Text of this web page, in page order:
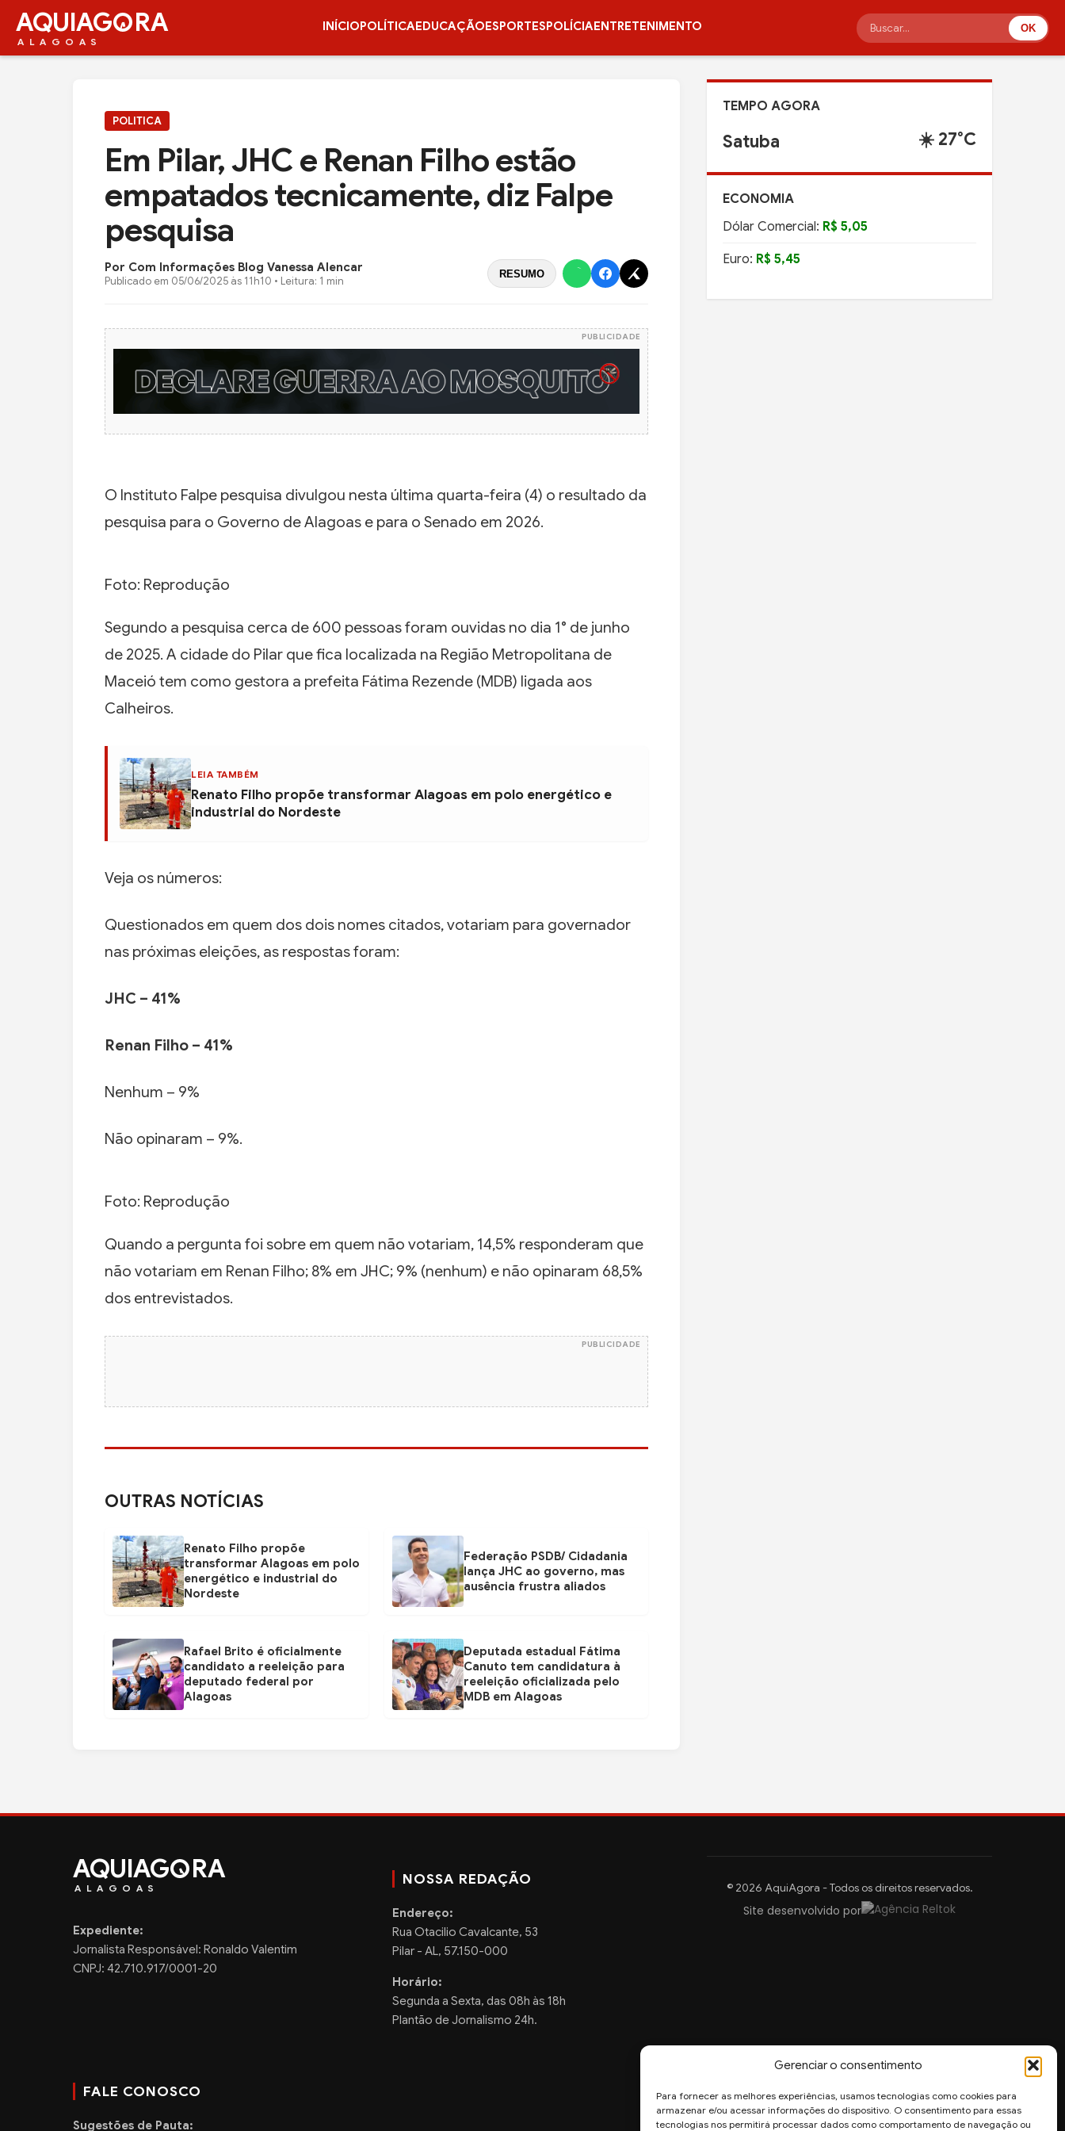
Gerenciar o consentimento
Para fornecer as melhores experiências, usamos tecnologias como cookies para
armazenar e/ou acessar informações do dispositivo. O consentimento para essas
tecnologias nos permitirá processar dados como comportamento de navegação ou
AQUIAG RA
ALAGOAS
INÍCIOPOLÍTICAEDUCAÇÃOESPORTESPOLÍCIAENTRETENIMENTO OK
POLITICA
Em Pilar, JHC e Renan Filho estão
empatados tecnicamente, diz Falpe
pesquisa
Por Com Informações Blog Vanessa Alencar
Publicado em 05/06/2025 às 11h10 • Leitura: 1 min
RESUMO
PUBLICIDADE
O Instituto Falpe pesquisa divulgou nesta última quarta-feira (4) o resultado da
pesquisa para o Governo de Alagoas e para o Senado em 2026.
Foto: Reprodução
Segundo a pesquisa cerca de 600 pessoas foram ouvidas no dia 1° de junho
de 2025. A cidade do Pilar que fica localizada na Região Metropolitana de
Maceió tem como gestora a prefeita Fátima Rezende (MDB) ligada aos
Calheiros.
LEIA TAMBÉM
Renato Filho propõe transformar Alagoas em polo energético e
industrial do Nordeste
Veja os números:
Questionados em quem dos dois nomes citados, votariam para governador
nas próximas eleições, as respostas foram:
JHC – 41%
Renan Filho – 41%
Nenhum – 9%
Não opinaram – 9%.
Foto: Reprodução
Quando a pergunta foi sobre em quem não votariam, 14,5% responderam que
não votariam em Renan Filho; 8% em JHC; 9% (nenhum) e não opinaram 68,5%
dos entrevistados.
PUBLICIDADE
OUTRAS NOTÍCIAS
Renato Filho propõe
transformar Alagoas em polo
energético e industrial do
Nordeste
Federação PSDB/ Cidadania
lança JHC ao governo, mas
ausência frustra aliados
Rafael Brito é oficialmente
candidato a reeleição para
deputado federal por
Alagoas
Deputada estadual Fátima
Canuto tem candidatura à
reeleição oficializada pelo
MDB em Alagoas
TEMPO AGORA
Satuba ☀️ 27°C
ECONOMIA
Dólar Comercial: R$ 5,05
Euro: R$ 5,45
AQUIAG RA
ALAGOAS
Expediente:
Jornalista Responsável: Ronaldo Valentim
CNPJ: 42.710.917/0001-20
NOSSA REDAÇÃO
Endereço:
Rua Otacilio Cavalcante, 53
Pilar - AL, 57.150-000
Horário:
Segunda a Sexta, das 08h às 18h
Plantão de Jornalismo 24h.
FALE CONOSCO
Sugestões de Pauta:
© 2026 AquiAgora - Todos os direitos reservados.
Site desenvolvido por